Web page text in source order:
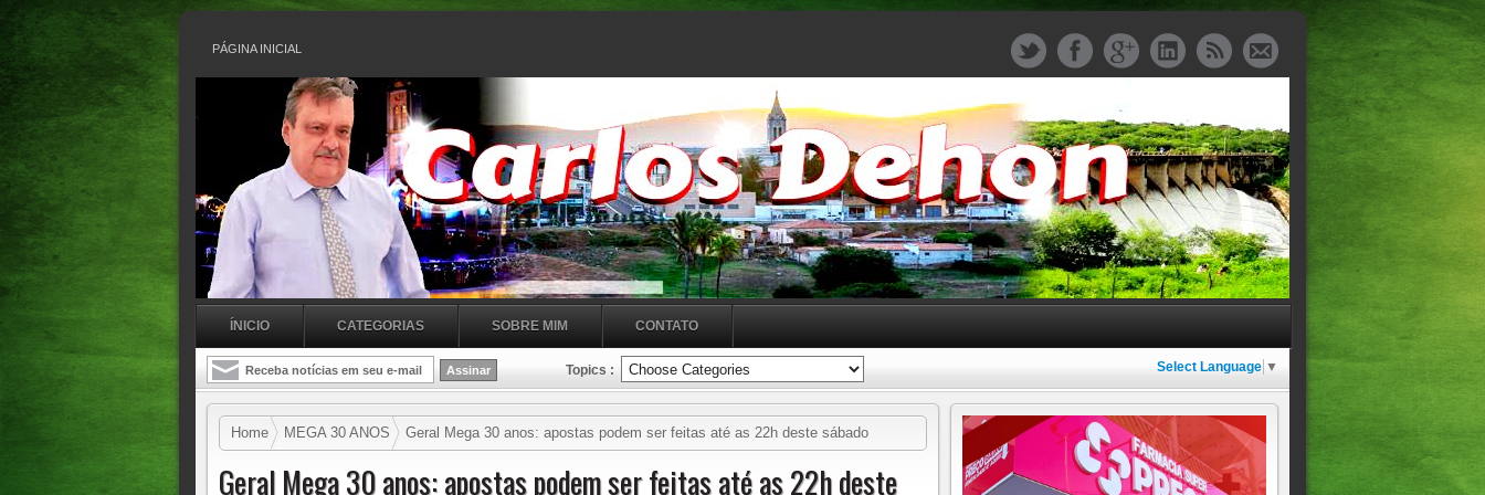
PÁGINA INICIAL
ÍNICIO CATEGORIAS SOBRE MIM CONTATO
Topics : Select Language ▼
Home MEGA 30 ANOS Geral Mega 30 anos: apostas podem ser feitas até as 22h deste sábado
Geral Mega 30 anos: apostas podem ser feitas até as 22h deste